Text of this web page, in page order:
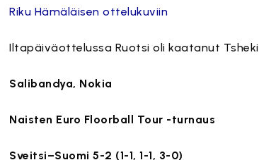
Riku Hämäläisen ottelukuviin
Iltapäiväottelussa Ruotsi oli kaatanut
Salibandya, Nokia
Naisten Euro Floorball Tour -turnaus
Sveitsi–Suomi 5-2 (1-1, 1-1, 3-0)